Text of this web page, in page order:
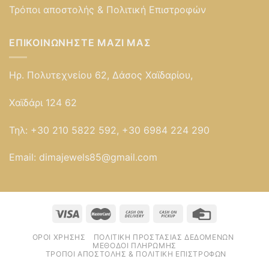
Τρόποι αποστολής & Πολιτική Επιστροφών
ΕΠΙΚΟΙΝΩΝΉΣΤΕ ΜΑΖΊ ΜΑΣ
Ηρ. Πολυτεχνείου 62, Δάσος Χαϊδαρίου,
Χαϊδάρι 124 62
Τηλ: +30 210 5822 592, +30 6984 224 290
Email: dimajewels85@gmail.com
ΌΡΟΙ ΧΡΉΣΗΣ
ΠΟΛΙΤΙΚΉ ΠΡΟΣΤΑΣΊΑΣ ΔΕΔΟΜΈΝΩΝ
ΜΈΘΟΔΟΙ ΠΛΗΡΩΜΉΣ
ΤΡΌΠΟΙ ΑΠΟΣΤΟΛΉΣ & ΠΟΛΙΤΙΚΉ ΕΠΙΣΤΡΟΦΏΝ